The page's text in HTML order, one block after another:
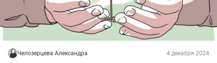
Челозерцева Александра 4 декабря 2024